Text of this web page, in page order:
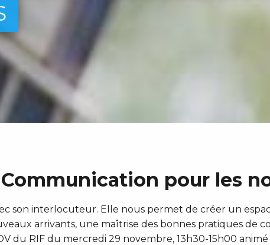
pour les
son interlocuteur. Elle nous permet de créer un
arrivants, une maîtrise des bonnes pratiques de
du RIF du mercredi 29 novembre, 13h30-15h00